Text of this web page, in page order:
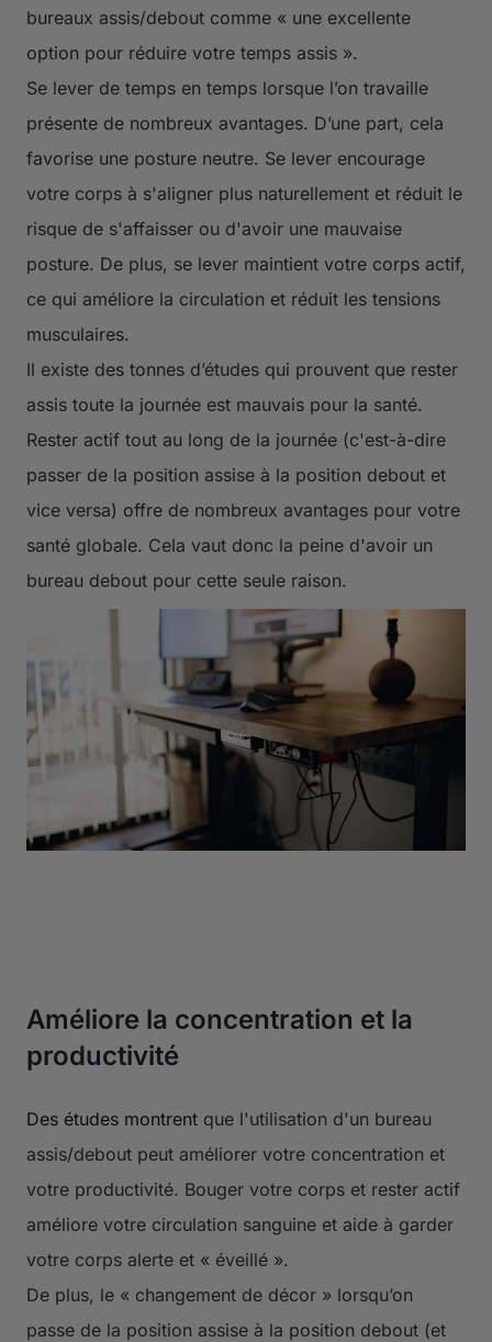
bureaux assis/debout comme « une excellente
option pour réduire votre temps assis ».
Se lever de temps en temps lorsque l’on travaille
présente de nombreux avantages. D’une part, cela
favorise une posture neutre. Se lever encourage
votre corps à s'aligner plus naturellement et réduit le
risque de s'affaisser ou d'avoir une mauvaise
posture. De plus, se lever maintient votre corps actif,
ce qui améliore la circulation et réduit les tensions
musculaires.
Il existe des tonnes d’études qui prouvent que rester
assis toute la journée est mauvais pour la santé.
Rester actif tout au long de la journée (c'est-à-dire
passer de la position assise à la position debout et
vice versa) offre de nombreux avantages pour votre
santé globale. Cela vaut donc la peine d'avoir un
bureau debout pour cette seule raison.
Améliore la concentration et la
productivité
Des études montrent que l'utilisation d'un bureau
assis/debout peut améliorer votre concentration et
votre productivité. Bouger votre corps et rester actif
améliore votre circulation sanguine et aide à garder
votre corps alerte et « éveillé ».
De plus, le « changement de décor » lorsqu’on
passe de la position assise à la position debout (et